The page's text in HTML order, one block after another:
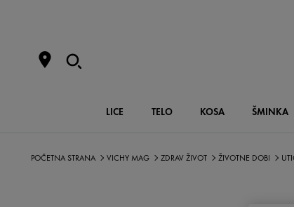
LICE TELO KOSA ŠMINKA
POČETNA STRANA VICHY MAG ZDRAV ŽIVOT ŽIVOTNE DOBI